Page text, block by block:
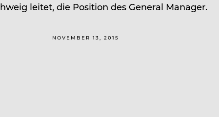
leitet, die Position des General Manager.
NOVEMBER 13, 2015